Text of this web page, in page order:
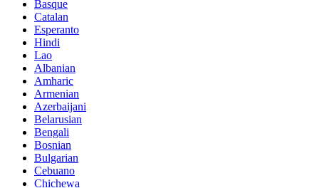
Basque
Catalan
Esperanto
Hindi
Lao
Albanian
Amharic
Armenian
Azerbaijani
Belarusian
Bengali
Bosnian
Bulgarian
Cebuano
Chichewa